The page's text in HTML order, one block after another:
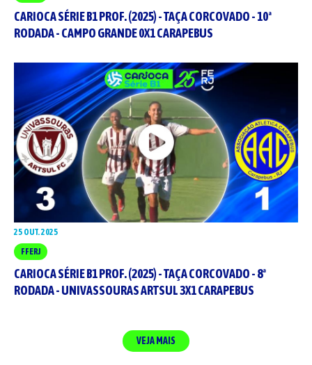
CARIOCA SÉRIE B1 PROF. (2025) - TAÇA CORCOVADO - 10ª
RODADA - CAMPO GRANDE 0X1 CARAPEBUS
25 OUT. 2025
FFERJ
CARIOCA SÉRIE B1 PROF. (2025) - TAÇA CORCOVADO - 8ª
RODADA - UNIVASSOURAS ARTSUL 3X1 CARAPEBUS
VEJA MAIS